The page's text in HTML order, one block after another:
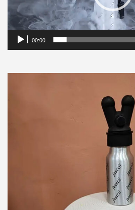
00:00